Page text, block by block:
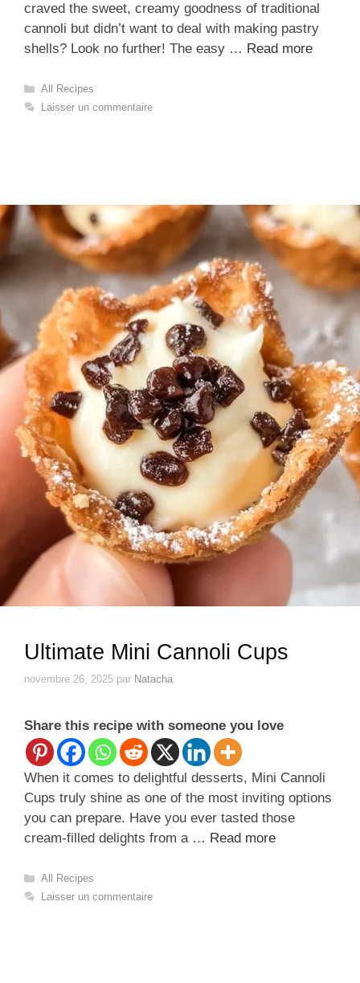
craved the sweet, creamy goodness of traditional
cannoli but didn’t want to deal with making pastry
shells? Look no further! The easy … Read more
Catégories
All Recipes
Laisser un commentaire
Ultimate Mini Cannoli Cups
novembre 26, 2025 par Natacha
Share this recipe with someone you love
When it comes to delightful desserts, Mini Cannoli
Cups truly shine as one of the most inviting options
you can prepare. Have you ever tasted those
cream-filled delights from a … Read more
Catégories
All Recipes
Laisser un commentaire